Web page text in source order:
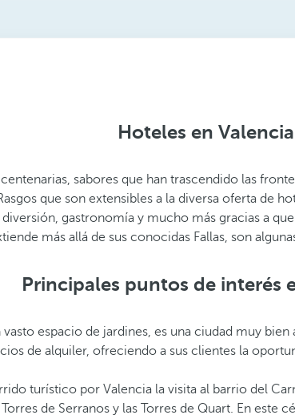
Hoteles en Valencia
sabores que han trascendido las
que son extensibles a la diversa oferta de
gastronomía y mucho más gracias a
más allá de sus conocidas Fallas, son
Principales puntos de interés
espacio de jardines, es una ciudad muy
de alquiler, ofreciendo a sus clientes la
turístico por Valencia la visita al barrio del
de Serranos y las Torres de Quart. En